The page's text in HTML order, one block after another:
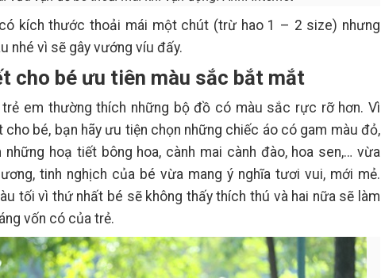
kích thước thoải mái một chút (trừ hao 1 – 2 size) nhưng
nhé vì sẽ gây vướng víu đấy.
cho bé ưu tiên màu sắc bắt mắt
trẻ em thường thích những bộ đồ có màu sắc rực rỡ hơn. Vì
cho bé, bạn hãy ưu tiện chọn những chiếc áo có gam màu đỏ,
những hoạ tiết bông hoa, cành mai cành đào, hoa sen,… vừa
tinh nghịch của bé vừa mang ý nghĩa tươi vui, mới mẻ.
tối vì thứ nhất bé sẽ không thấy thích thú và hai nữa sẽ làm
vốn có của trẻ.